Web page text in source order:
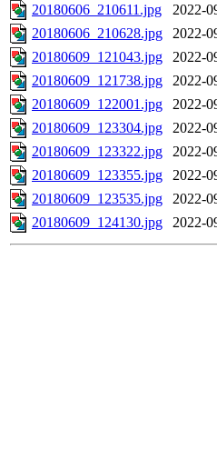
20180606_210611.jpg
2022-
20180606_210628.jpg
2022-
20180609_121043.jpg
2022-
20180609_121738.jpg
2022-
20180609_122001.jpg
2022-
20180609_123304.jpg
2022-
20180609_123322.jpg
2022-
20180609_123355.jpg
2022-
20180609_123535.jpg
2022-
20180609_124130.jpg
2022-